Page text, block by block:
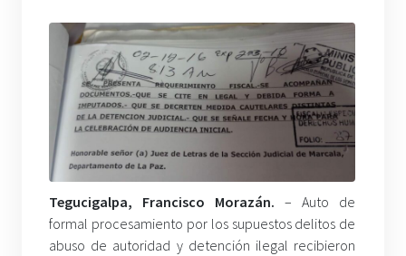
Tegucigalpa, Francisco Morazán. – Auto de
formal procesamiento por los supuestos delitos de
abuso de autoridad y detención ilegal recibieron